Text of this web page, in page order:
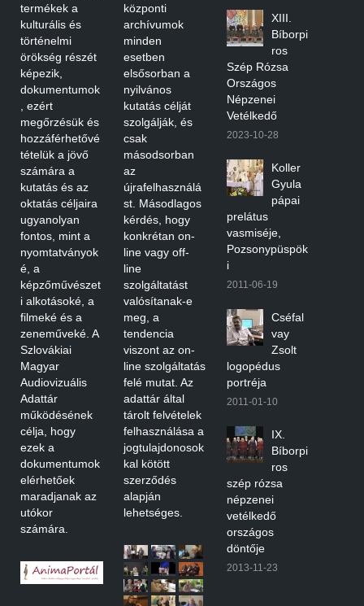
termékek a
kulturális és
történelmi
örökség részét
képezik,
dokumentumok
, ezért
megőrzésük és
hozzáférhetővé
tételük a jövő
számára a
kutatás és az
oktatás céljaira
ugyanolyan
fontos, mint a
nyomtatványok
é, a
képzőművészet
i alkotásoké, a
filmeké és a
zeneműveké. A
Szlovákiai
Magyar
Audiovizuális
Adattár
működésének
célja, hogy
ezek a
dokumentumok
elérhetőek
maradjanak az
utókor
számára.
központi
archívumok
minden
esetben
elsősorban a
nyilvános
kutatás célját
szolgálják, és
csak
másodsorban
az
újrafelhasználá
st. Másodlagos
kérdés, hogy
konkrétan on-
line vagy off-
line
szolgáltatást
valósítanak-e
meg, a
tendencia
viszont az on-
line szolgáltatás
felé mutat. Az
adattár által
tárolt felvételek
felhasználása a
jogtulajdonosok
kal kötött
szerződés
alapján
lehetséges.
XIII.
Bíborpi
ros
Szép Rózsa
Országos
Népzenei
Vetélkedő
2023-10-28
Koller
Gyula
pápai
prelátus
vasmiséje,
Pozsonypüspök
i
2011-06-19
Cséfal
vay
Zsolt
logopédus
portréja
2011-01-10
IX.
Bíborpi
ros
szép rózsa
népzenei
vetélkedő
országos
döntője
2013-11-23